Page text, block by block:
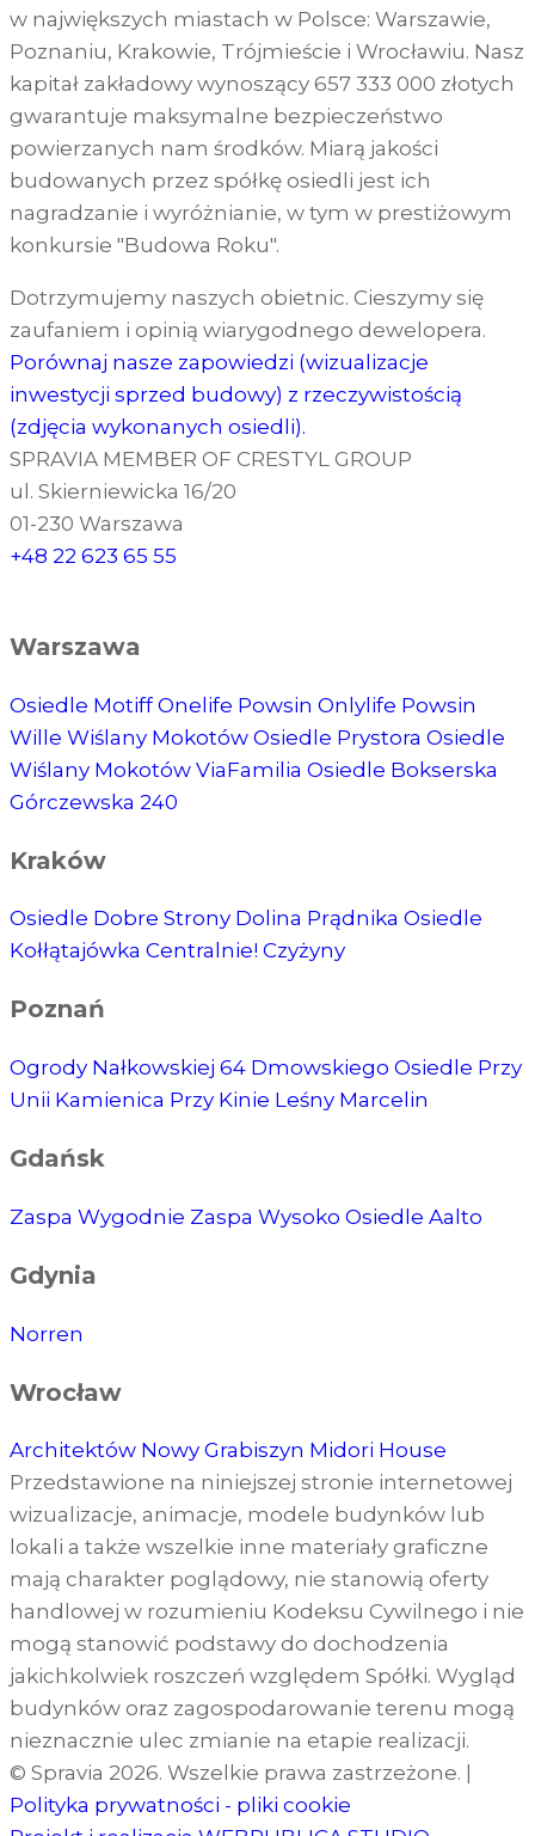
w największych miastach w Polsce: Warszawie,
Poznaniu, Krakowie, Trójmieście i Wrocławiu. Nasz
kapitał zakładowy wynoszący 657 333 000 złotych
gwarantuje maksymalne bezpieczeństwo
powierzanych nam środków. Miarą jakości
budowanych przez spółkę osiedli jest ich
nagradzanie i wyróżnianie, w tym w prestiżowym
konkursie "Budowa Roku".
Dotrzymujemy naszych obietnic. Cieszymy się
zaufaniem i opinią wiarygodnego dewelopera.
Porównaj nasze zapowiedzi (wizualizacje
inwestycji sprzed budowy) z rzeczywistością
(zdjęcia wykonanych osiedli).
SPRAVIA MEMBER OF CRESTYL GROUP
ul. Skierniewicka 16/20
01-230 Warszawa
+48 22 623 65 55
Warszawa
Osiedle MotiffOnelife Powsin Onlylife Powsin
Wille Wiślany Mokotów Osiedle Prystora Osiedle
Wiślany Mokotów ViaFamilia Osiedle Bokserska
Górczewska 240
Kraków
Osiedle Dobre Strony Dolina Prądnika Osiedle
Kołłątajówka Centralnie! Czyżyny
Poznań
Ogrody Nałkowskiej 64 Dmowskiego Osiedle Przy
Unii Kamienica Przy Kinie Leśny Marcelin
Gdańsk
Zaspa Wygodnie Zaspa Wysoko Osiedle Aalto
Gdynia
Norren
Wrocław
Architektów Nowy Grabiszyn Midori House
Przedstawione na niniejszej stronie internetowej
wizualizacje, animacje, modele budynków lub
lokali a także wszelkie inne materiały graficzne
mają charakter poglądowy, nie stanowią oferty
handlowej w rozumieniu Kodeksu Cywilnego i nie
mogą stanowić podstawy do dochodzenia
jakichkolwiek roszczeń względem Spółki. Wygląd
budynków oraz zagospodarowanie terenu mogą
nieznacznie ulec zmianie na etapie realizacji.
© Spravia 2026. Wszelkie prawa zastrzeżone.
Polityka prywatności - pliki cookie